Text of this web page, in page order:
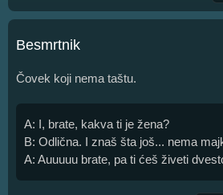
Besmrtnik
Čovek koji nema taštu.
A: I, brate, kakva ti je žena?
B: Odlična. I znaš šta još... nema
A: Auuuuu brate, pa ti ćeš živeti